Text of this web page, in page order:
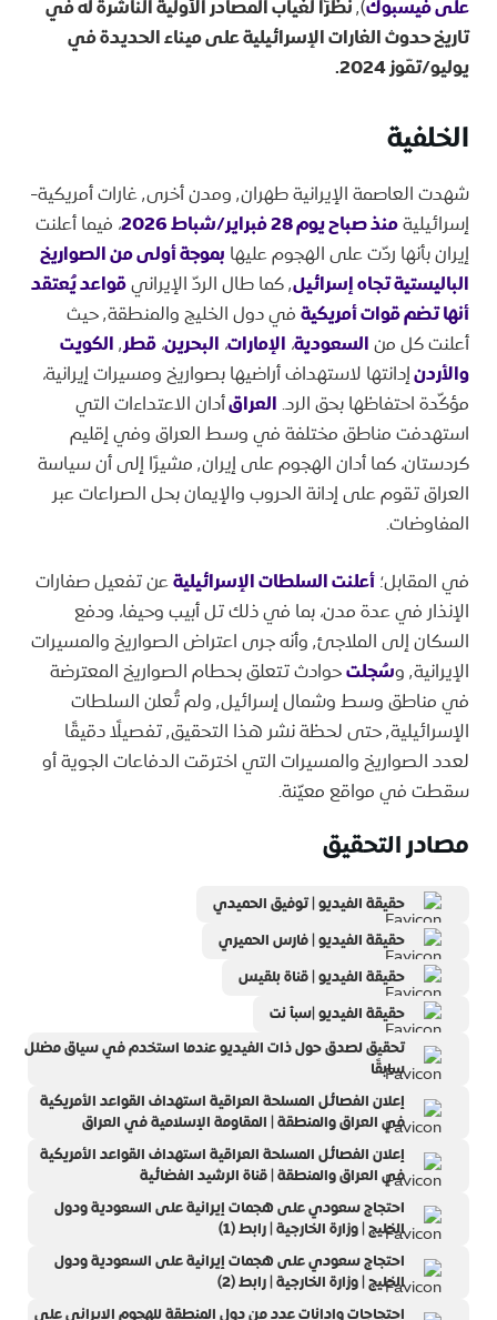
على فيسبوك)٬ نظرًا لغياب المصادر الأولية الناشرة له في
تاريخ حدوث الغارات الإسرائيلية على ميناء الحديدة في
يوليو/تمّوز 2024.
الخلفية
شهدت العاصمة الإيرانية طهران٬ ومدن أخرى٬ غارات أمريكية-
إسرائيليةمنذ صباح يوم 28 فبراير/شباط 2026
، فيما أعلنت
إيران بأنها ردّت على الهجوم عليها بموجة أولى من الصواريخ
الباليستية تجاه إسرائيل٬ كما طال الردّ الإيراني
قواعد يُعتقد
أنها تضم قوات أمريكية
في دول الخليج والمنطقة٬ حيث
أعلنت كل منالسعودية، الإمارات، البحرين،قطر٬الكويت
والأردنإدانتها لاستهداف أراضيها بصواريخ ومسيرات إيرانية،
مؤكّدة احتفاظها بحق الرد.العراقأدان الاعتداءات التي
استهدفت مناطق مختلفة في وسط العراق وفي إقليم
كردستان، كما أدان الهجوم على إيران٬ مشيرًا إلى أن سياسة
العراق تقوم على إدانة الحروب والإيمان بحل الصراعات عبر
المفاوضات.
في المقابل؛أعلنت السلطات الإسرائيليةعن تفعيل صفارات
الإنذار في عدة مدن، بما في ذلك تل أبيب وحيفا، ودفع
السكان إلى الملاجئ٬ وأنه جرى اعتراض الصواريخ والمسيرات
الإيرانية٬ و
سُجلتحوادث تتعلق بحطام الصواريخ المعترضة
في مناطق وسط وشمال إسرائيل٬ ولم تُعلن السلطات
الإسرائيلية٬ حتى لحظة نشر هذا التحقيق٬ تفصيلًا دقيقًا
لعدد الصواريخ والمسيرات التي اخترقت الدفاعات الجوية أو
سقطت في مواقع معيّنة.
مصادر التحقيق
حقيقة الفيديو | توفيق الحميدي
حقيقة الفيديو | فارس الحميري
حقيقة الفيديو | قناة بلقيس
حقيقة الفيديو |سبأ نت
تحقيق لصدق حول ذات الفيديو عندما استخدم في سياق مضلل
سابقًا
إعلان الفصائل المسلحة العراقية استهداف القواعد الأمريكية
في العراق والمنطقة | المقاومة الإسلامية في العراق
إعلان الفصائل المسلحة العراقية استهداف القواعد الأمريكية
في العراق والمنطقة | قناة الرشيد الفضائية
احتجاج سعودي على هجمات إيرانية على السعودية ودول
الخليج | وزارة الخارجية | رابط (1)
احتجاج سعودي على هجمات إيرانية على السعودية ودول
الخليج | وزارة الخارجية | رابط (2)
احتجاجات وإدانات عدد من دول المنطقة للهجوم الإيراني على